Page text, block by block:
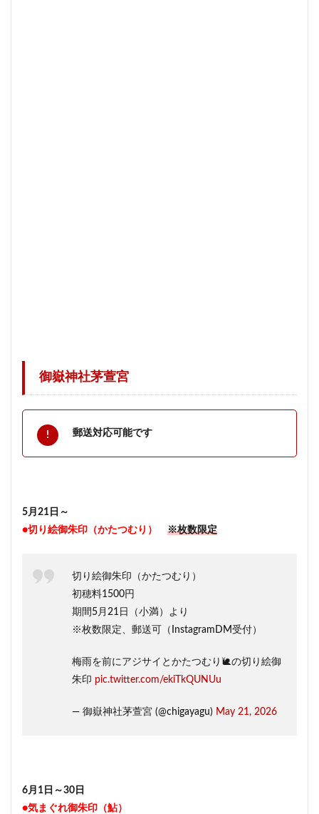
御嶽神社茅萱宮
郵送対応可能です
5月21日～
●切り絵御朱印（かたつむり）
※枚数限定
切り絵御朱印（かたつむり）
初穂料1500円
期間5月21日（小満）より
※枚数限定、郵送可（InstagramDM受付）
梅雨を前にアジサイとかたつむり🐌の切り絵御
朱印 pic.twitter.com/ekiTkQUNUu
— 御嶽神社茅萱宮 (@chigayagu) May 21, 2026
6月1日～30日
●気まぐれ御朱印（鮎）